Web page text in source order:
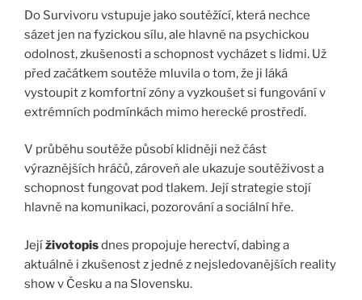
Do Survivoru vstupuje jako soutěžící, která nechce
sázet jen na fyzickou sílu, ale hlavně na psychickou
odolnost, zkušenosti a schopnost vycházet s lidmi. Už
před začátkem soutěže mluvila o tom, že ji láká
vystoupit z komfortní zóny a vyzkoušet si fungování v
extrémních podmínkách mimo herecké prostředí.
V průběhu soutěže působí klidněji než část
výraznějších hráčů, zároveň ale ukazuje soutěživost a
schopnost fungovat pod tlakem. Její strategie stojí
hlavně na komunikaci, pozorování a sociální hře.
Jejíživotopisdnes propojuje herectví, dabing a
aktuálně i zkušenost z jedné z nejsledovanějších reality
show v Česku a na Slovensku.